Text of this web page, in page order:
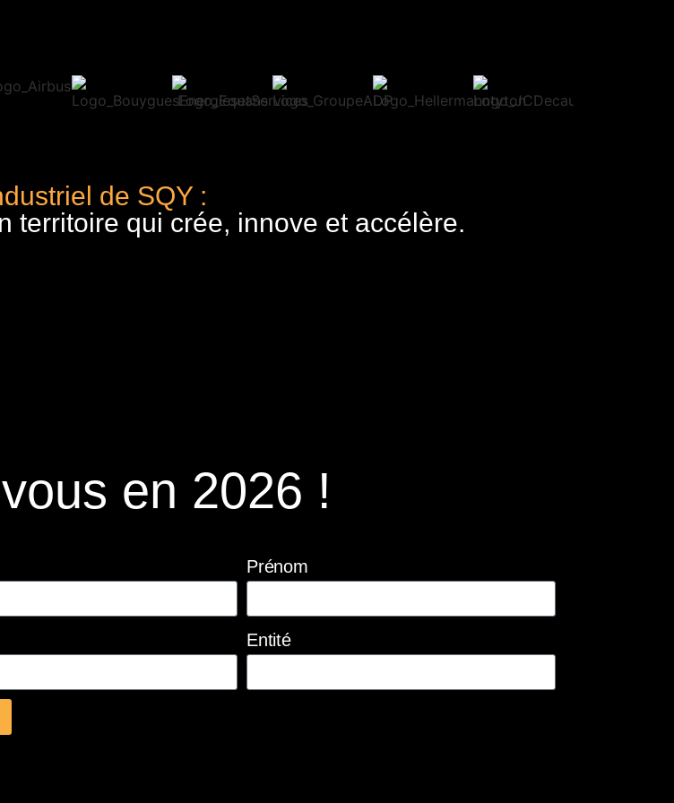
de SQY :
territoire qui crée, innove et accélère.
en 2026 !
Prénom
Entité